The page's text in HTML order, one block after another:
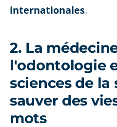
internationales.
2. La
l'odontologie
sciences de la
sauver des
mots